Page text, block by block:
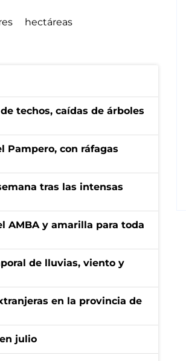
hectáreas
techos, caídas de árboles
Pampero, con ráfagas
tras las intensas
AMBA y amarilla para toda
de lluvias, viento y
en la provincia de
julio